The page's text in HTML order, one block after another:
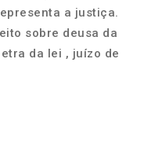
a justiça.
sobre deusa da
da lei , juízo de